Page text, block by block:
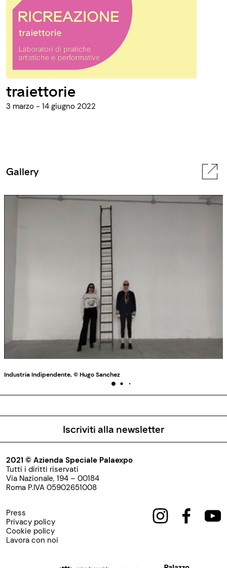
traiettorie
3 marzo - 14 giugno 2022
Gallery
Industria Indipendente, © Hugo Sanchez
Iscriviti alla newsletter
2021 © Azienda Speciale Palaexpo
Tutti i diritti riservati
Via Nazionale, 194 – 00184
Roma P.IVA 05902651008
Press
Privacy policy
Cookie policy
Lavora con noi